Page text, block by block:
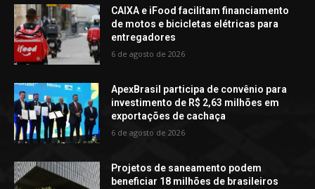
CAIXA e iFood facilitam financiamento
de motos e bicicletas elétricas para
entregadores
6 de agosto de 2026
ApexBrasil participa de convênio para
investimento de R$ 2,63 milhões em
exportações de cachaça
6 de agosto de 2026
Projetos de saneamento podem
beneficiar 18 milhões de brasileiros